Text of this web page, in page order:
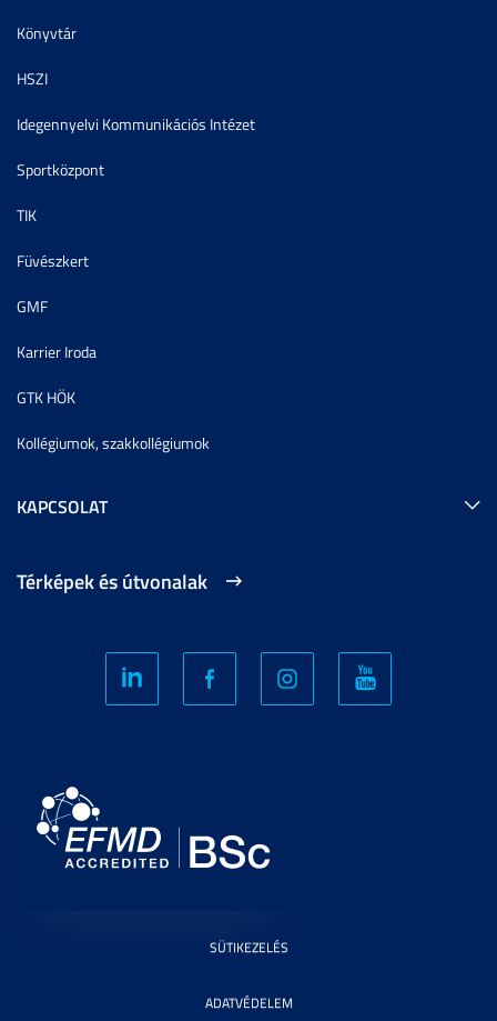
Könyvtár
HSZI
Idegennyelvi Kommunikációs Intézet
Sportközpont
TIK
Füvészkert
GMF
Karrier Iroda
GTK HÖK
Kollégiumok, szakkollégiumok
KAPCSOLAT
Térképek és útvonalak
SÜTIKEZELÉS
ADATVÉDELEM